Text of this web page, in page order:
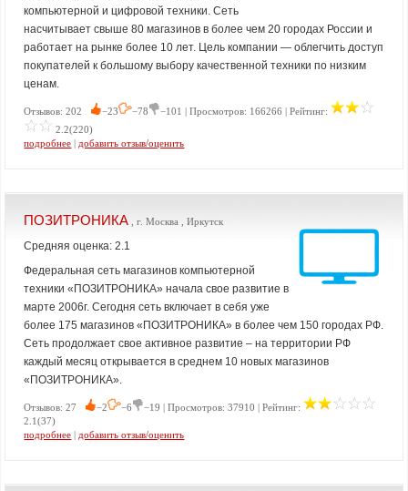
компьютерной и цифровой техники. Сеть
насчитывает свыше 80 магазинов в более чем 20 городах России и
работает на рынке более 10 лет. Цель компании — облегчить доступ
покупателей к большому выбору качественной техники по низким
ценам.
Отзывов: 202 −23 −78
−101 | Просмотров: 166266 | Рейтинг:
2.2(220)
подробнее | добавить отзыв/оценить
ПОЗИТРОНИКА , г. Москва , Иркутск
Средняя оценка: 2.1
Федеральная сеть магазинов компьютерной
техники «ПОЗИТРОНИКА» начала свое развитие в
марте 2006г. Сегодня сеть включает в себя уже
более 175 магазинов «ПОЗИТРОНИКА» в более чем 150 городах РФ.
Сеть продолжает свое активное развитие – на территории РФ
каждый месяц открывается в среднем 10 новых магазинов
«ПОЗИТРОНИКА».
Отзывов: 27 −2 −6
−19 | Просмотров: 37910 | Рейтинг:
2.1(37)
подробнее | добавить отзыв/оценить